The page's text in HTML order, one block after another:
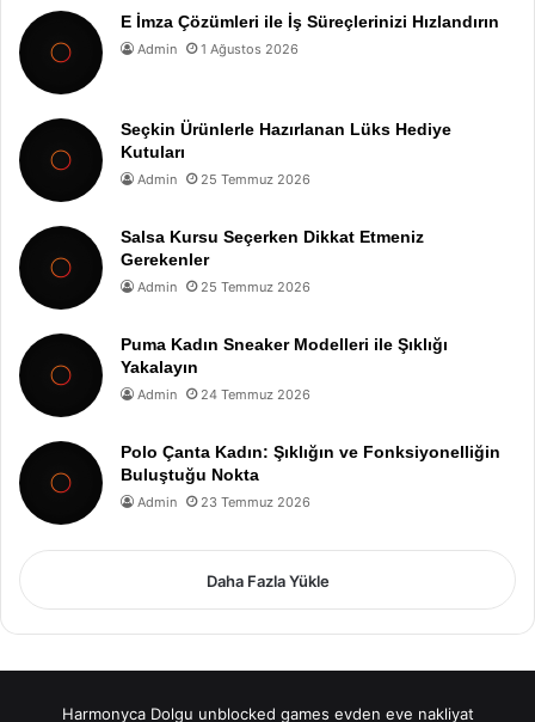
E İmza Çözümleri ile İş Süreçlerinizi Hızlandırın
Admin 1 Ağustos 2026
Seçkin Ürünlerle Hazırlanan Lüks Hediye
Kutuları
Admin 25 Temmuz 2026
Salsa Kursu Seçerken Dikkat Etmeniz
Gerekenler
Admin 25 Temmuz 2026
Puma Kadın Sneaker Modelleri ile Şıklığı
Yakalayın
Admin 24 Temmuz 2026
Polo Çanta Kadın: Şıklığın ve Fonksiyonelliğin
Buluştuğu Nokta
Admin 23 Temmuz 2026
Daha Fazla Yükle
Harmonyca Dolgu unblocked games evden eve nakliyat